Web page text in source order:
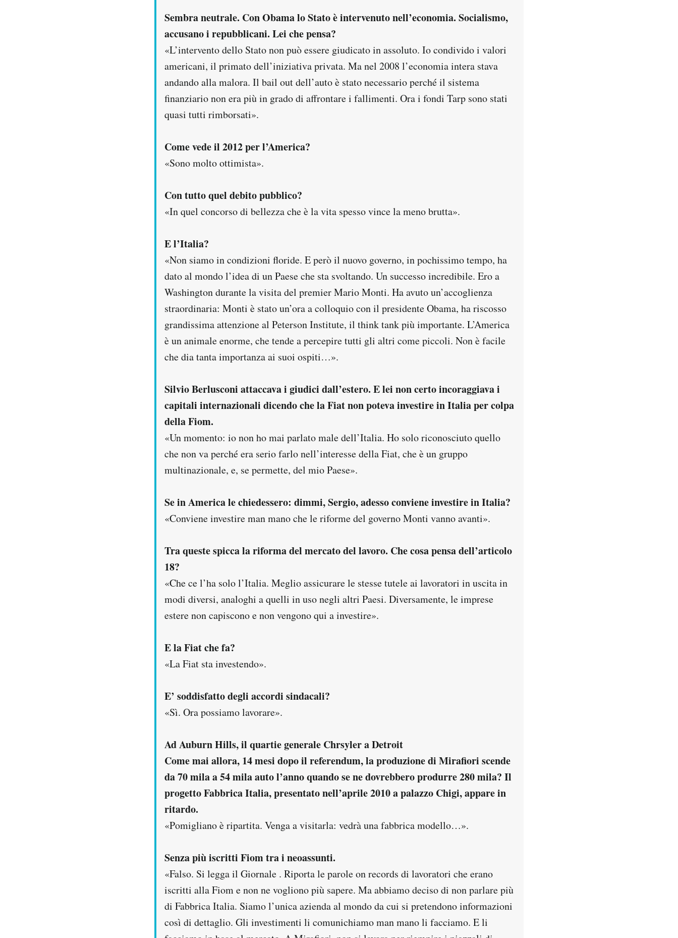
Sembra neutrale. Con Obama lo Stato è intervenuto nell’economia. Socialismo,
accusano i repubblicani. Lei che pensa?
«L’intervento dello Stato non può essere giudicato in assoluto. Io condivido i valori
americani, il primato dell’iniziativa privata. Ma nel 2008 l’economia intera stava
andando alla malora. Il bail out dell’auto è stato necessario perché il sistema
finanziario non era più in grado di affrontare i fallimenti. Ora i fondi Tarp sono stati
quasi tutti rimborsati».
Come vede il 2012 per l’America?
«Sono molto ottimista».
Con tutto quel debito pubblico?
«In quel concorso di bellezza che è la vita spesso vince la meno brutta».
E l’Italia?
«Non siamo in condizioni floride. E però il nuovo governo, in pochissimo tempo, ha
dato al mondo l’idea di un Paese che sta svoltando. Un successo incredibile. Ero a
Washington durante la visita del premier Mario Monti. Ha avuto un’accoglienza
straordinaria: Monti è stato un’ora a colloquio con il presidente Obama, ha riscosso
grandissima attenzione al Peterson Institute, il think tank più importante. L’America
è un animale enorme, che tende a percepire tutti gli altri come piccoli. Non è facile
che dia tanta importanza ai suoi ospiti…».
Silvio Berlusconi attaccava i giudici dall’estero. E lei non certo incoraggiava i
capitali internazionali dicendo che la Fiat non poteva investire in Italia per colpa
della Fiom.
«Un momento: io non ho mai parlato male dell’Italia. Ho solo riconosciuto quello
che non va perché era serio farlo nell’interesse della Fiat, che è un gruppo
multinazionale, e, se permette, del mio Paese».
Se in America le chiedessero: dimmi, Sergio, adesso conviene investire in Italia?
«Conviene investire man mano che le riforme del governo Monti vanno avanti».
Tra queste spicca la riforma del mercato del lavoro. Che cosa pensa dell’articolo
18?
«Che ce l’ha solo l’Italia. Meglio assicurare le stesse tutele ai lavoratori in uscita in
modi diversi, analoghi a quelli in uso negli altri Paesi. Diversamente, le imprese
estere non capiscono e non vengono qui a investire».
E la Fiat che fa?
«La Fiat sta investendo».
E’ soddisfatto degli accordi sindacali?
«Sì. Ora possiamo lavorare».
Ad Auburn Hills, il quartie generale Chrsyler a Detroit
Come mai allora, 14 mesi dopo il referendum, la produzione di Mirafiori scende
da 70 mila a 54 mila auto l’anno quando se ne dovrebbero produrre 280 mila? Il
progetto Fabbrica Italia, presentato nell’aprile 2010 a palazzo Chigi, appare in
ritardo.
«Pomigliano è ripartita. Venga a visitarla: vedrà una fabbrica modello…».
Senza più iscritti Fiom tra i neoassunti.
«Falso. Si legga il Giornale . Riporta le parole on records di lavoratori che erano
iscritti alla Fiom e non ne vogliono più sapere. Ma abbiamo deciso di non parlare più
di Fabbrica Italia. Siamo l’unica azienda al mondo da cui si pretendono informazioni
così di dettaglio. Gli investimenti li comunichiamo man mano li facciamo. E li